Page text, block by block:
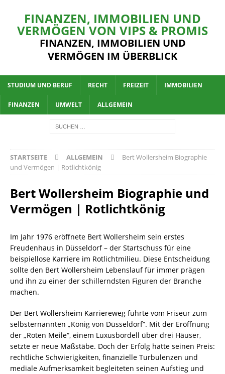
FINANZEN, IMMOBILIEN UND
VERMÖGEN VON VIPS & PROMIS
FINANZEN, IMMOBILIEN UND
VERMÖGEN IM ÜBERBLICK
STUDIUM UND BERUF RECHT FREIZEIT IMMOBILIEN
FINANZEN UMWELT ALLGEMEIN
STARTSEITE ALLGEMEIN
Bert Wollersheim Biographie
und Vermögen | Rotlichtkönig
Bert Wollersheim Biographie und
Vermögen | Rotlichtkönig
Im Jahr 1976 eröffnete Bert Wollersheim sein erstes
Freudenhaus in Düsseldorf – der Startschuss für eine
beispiellose Karriere im Rotlichtmilieu. Diese Entscheidung
sollte den Bert Wollersheim Lebenslauf für immer prägen
und ihn zu einer der schillerndsten Figuren der Branche
machen.
Der Bert Wollersheim Karriereweg führte vom Friseur zum
selbsternannten „König von Düsseldorf“. Mit der Eröffnung
der „Roten Meile“, einem Luxusbordell über drei Häuser,
setzte er neue Maßstäbe. Doch der Erfolg hatte seinen Preis:
rechtliche Schwierigkeiten, finanzielle Turbulenzen und
mediale Aufmerksamkeit begleiteten seinen Aufstieg und